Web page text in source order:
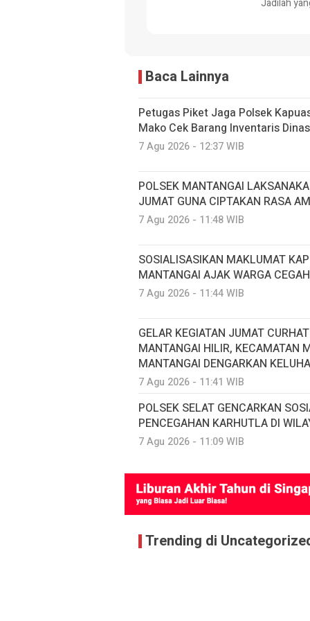
Jadilah
Baca Lainnya
Petugas Piket Jaga Polsek
Mako Cek Barang Inventaris
7 Agu 2026 - 12:37 WIB
POLSEK MANTANGAI
JUMAT GUNA CIPTAKAN RASA
7 Agu 2026 - 11:48 WIB
SOSIALISASIKAN MAKLUMAT
MANTANGAI AJAK WARGA
7 Agu 2026 - 11:44 WIB
GELAR KEGIATAN JUMAT
MANTANGAI HILIR, KECAMATAN
MANTANGAI DENGARKAN
7 Agu 2026 - 11:41 WIB
POLSEK SELAT GENCARKAN
PENCEGAHAN KARHUTLA DI
7 Agu 2026 - 11:09 WIB
Trending di